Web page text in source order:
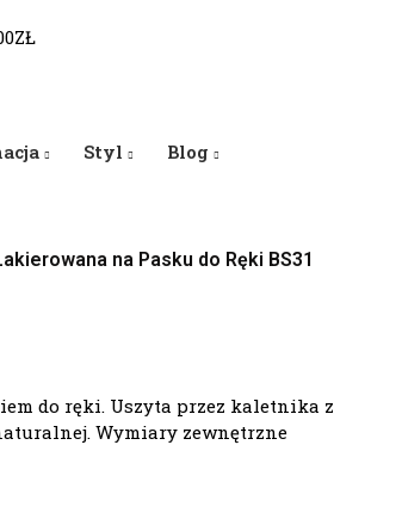
Styl Blog
na Pasku do Ręki BS31
do ręki. Uszyta przez kaletnika z
Wymiary zewnętrzne